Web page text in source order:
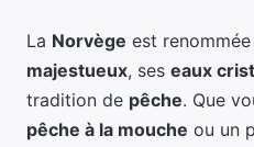
La Norvège est
majestueux, ses eaux
tradition de pêche. Que
pêche à la mouche ou un